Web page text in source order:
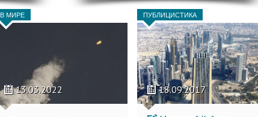
В МИРЕ
13.03.2022
ПУБЛИЦИСТИКА
18.09.2017